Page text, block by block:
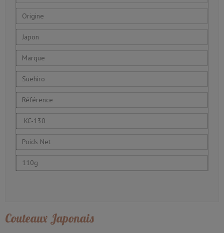
Origine
Japon
Marque
Suehiro
Référence
KC-130
Poids Net
110g
Couteaux Japonais